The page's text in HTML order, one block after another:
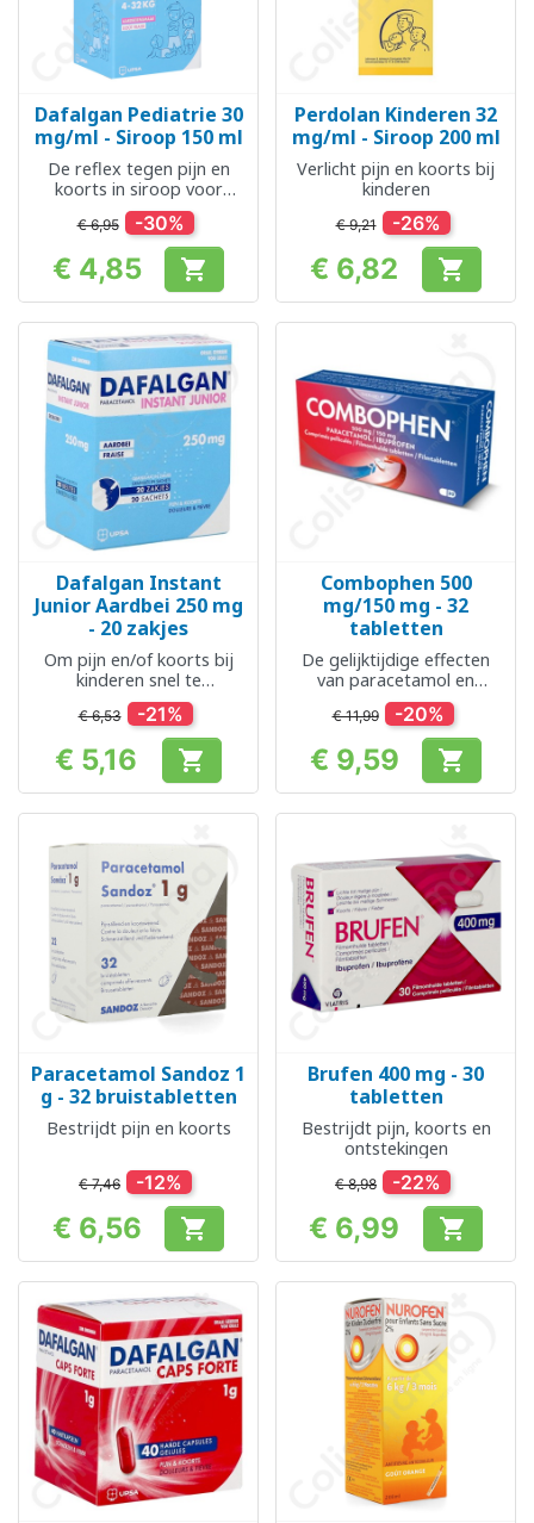
Dafalgan Pediatrie 30
mg/ml - Siroop 150 ml
De reflex tegen pijn en
koorts in siroop voor
kinderen
€ 6,95 -30%
Prijs
€ 4,85 
Perdolan Kinderen 32
mg/ml - Siroop 200 ml
Verlicht pijn en koorts bij
kinderen
€ 9,21 -26%
Prijs
€ 6,82 
Dafalgan Instant
Junior Aardbei 250 mg
- 20 zakjes
Om pijn en/of koorts bij
kinderen snel te
verminderen
€ 6,53 -21%
Prijs
€ 5,16 
Combophen 500
mg/150 mg - 32
tabletten
De gelijktijdige effecten
van paracetamol en
ibuprofen
€ 11,99 -20%
Prijs
€ 9,59 
Paracetamol Sandoz 1
g - 32 bruistabletten
Bestrijdt pijn en koorts
€ 7,46 -12%
Prijs
€ 6,56 
Brufen 400 mg - 30
tabletten
Bestrijdt pijn, koorts en
ontstekingen
€ 8,98 -22%
Prijs
€ 6,99 